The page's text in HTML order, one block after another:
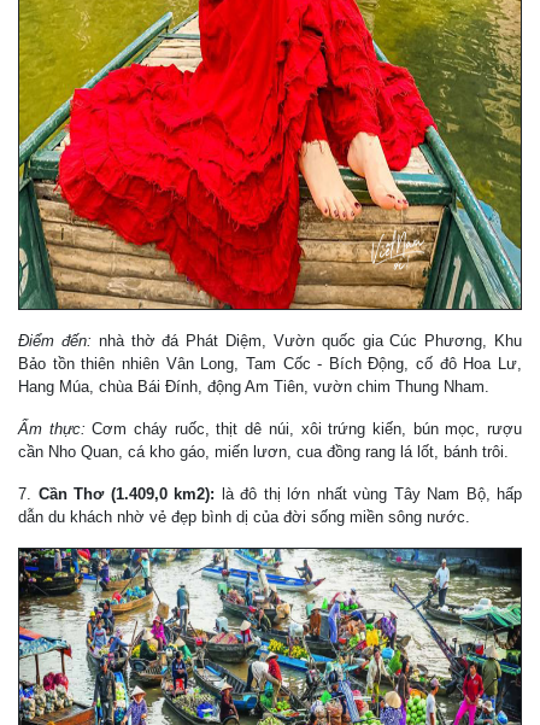
Điểm đến: nhà thờ đá Phát Diệm, Vườn quốc gia Cúc Phương, Khu
Bảo tồn thiên nhiên Vân Long, Tam Cốc - Bích Động, cố đô Hoa Lư,
Hang Múa, chùa Bái Đính, động Am Tiên, vườn chim Thung Nham.
Ẩm thực:Cơm cháy ruốc, thịt dê núi, xôi trứng kiến, bún mọc, rượu
cần Nho Quan, cá kho gáo, miến lươn, cua đồng rang lá lốt, bánh trôi.
7. Cần Thơ (1.409,0 km2): là đô thị lớn nhất vùng Tây Nam Bộ, hấp
dẫn du khách nhờ vẻ đẹp bình dị của đời sống miền sông nước.